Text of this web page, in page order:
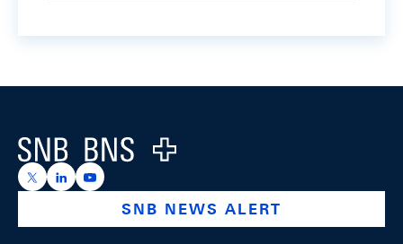
Logo
https://x.com/snb_bns
https://ch.linkedin.com/company/swiss-national-
https://www.youtube.com/@swissnationalbank
SNB NEWS ALERT